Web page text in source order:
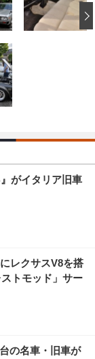
がイタリア旧車
レクサスV8を搭
トモッド」サー
の名車・旧車が